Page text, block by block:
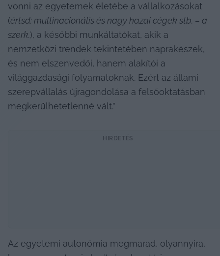
vonni az egyetemek életébe a vállalkozásokat
(értsd: multinacionális és nagy hazai cégek stb. – a
szerk.), a későbbi munkáltatókat, akik a
nemzetközi trendek tekintetében naprakészek,
és nem elszenvedői, hanem alakítói a
világgazdasági folyamatoknak. Ezért az állami
szerepvállalás újragondolása a felsőoktatásban
megkerülhetetlenné vált.”
HIRDETÉS
Az egyetemi autonómia megmarad, olyannyira,